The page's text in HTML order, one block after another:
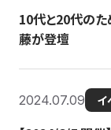
10代と20代の
藤が登壇
2024.07.09 イ